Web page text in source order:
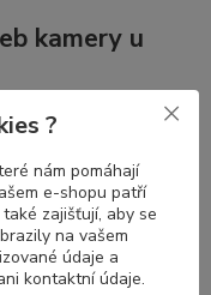
kamery u
neměl, její
dalších dílů, zejména
a v některých
kabelus konektorem
může být užitečné
bez nutnosti
?
nám pomáhají
e-shopu patří
zajišťují, aby se
na vašem
údaje a
kontaktní údaje.